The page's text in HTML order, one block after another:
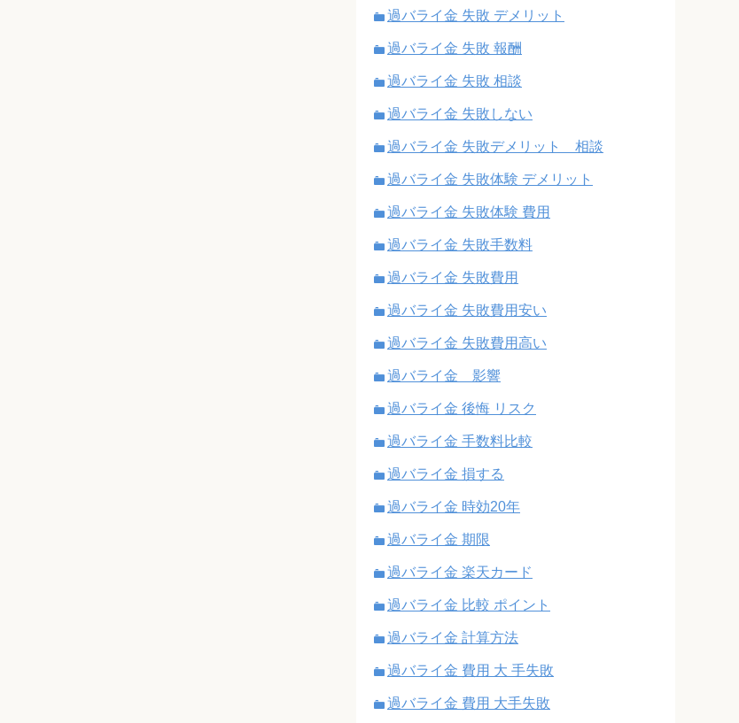
過バライ金 失敗 デメリット
過バライ金 失敗 報酬
過バライ金 失敗 相談
過バライ金 失敗しない
過バライ金 失敗デメリット 相談
過バライ金 失敗体験 デメリット
過バライ金 失敗体験 費用
過バライ金 失敗手数料
過バライ金 失敗費用
過バライ金 失敗費用安い
過バライ金 失敗費用高い
過バライ金 影響
過バライ金 後悔 リスク
過バライ金 手数料比較
過バライ金 損する
過バライ金 時効20年
過バライ金 期限
過バライ金 楽天カード
過バライ金 比較 ポイント
過バライ金 計算方法
過バライ金 費用 大 手失敗
過バライ金 費用 大手失敗